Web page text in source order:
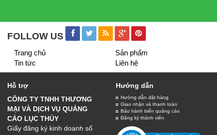
FOLLOW US
Trang chủ
Sản phẩm
Tin tức
Liên hệ
Hỗ trợ
CÔNG TY TNHH THƯƠNG
MẠI VÀ DỊCH VỤ QUẢNG
CÁO LỤC THỦY
Giấy đăng ký kinh doanh số
Hướng dẫn
Hướng dẫn đặt hàng
Giao nhận và thanh toán
Bảo hành biển quảng cáo
Đăng ký thành viên